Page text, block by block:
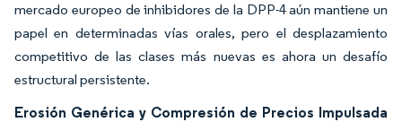
mercado europeo de inhibidores de la DPP-4 aún mantiene un
papel en determinadas vías orales, pero el desplazamiento
competitivo de las clases más nuevas es ahora un desafío
estructural persistente.
Erosión Genérica y Compresión de Precios Impulsada